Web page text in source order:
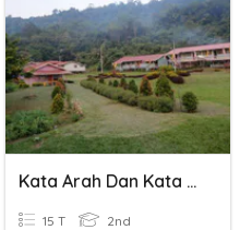
Kata Arah Dan Kata Sendi
15 T 2nd